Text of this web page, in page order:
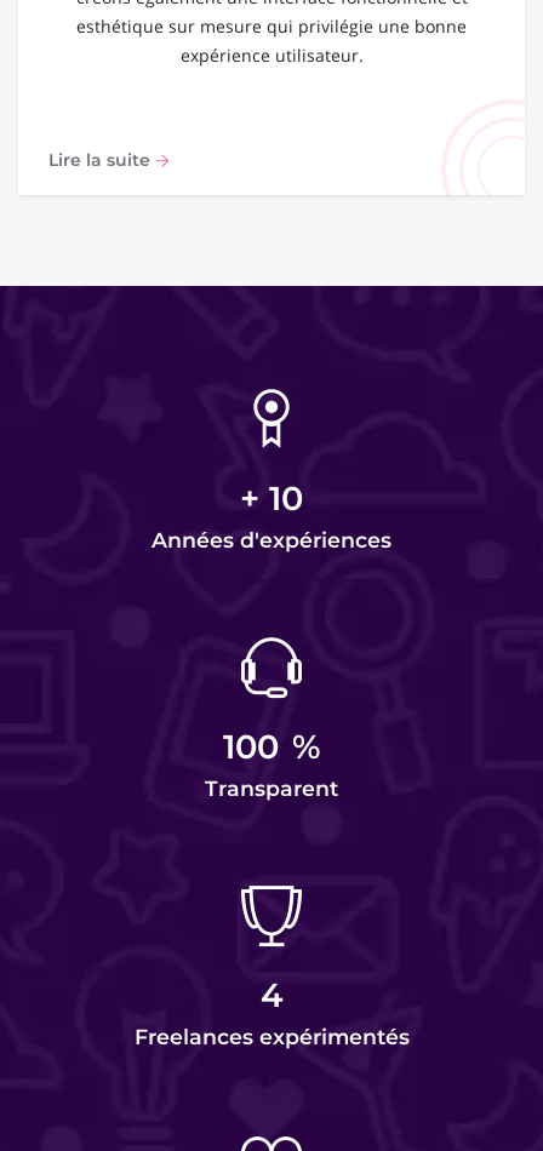
esthétique sur mesure qui privilégie une bonne
expérience utilisateur.
Lire la suite
+ 10
Années d'expériences
100 %
Transparent
4
Freelances expérimentés